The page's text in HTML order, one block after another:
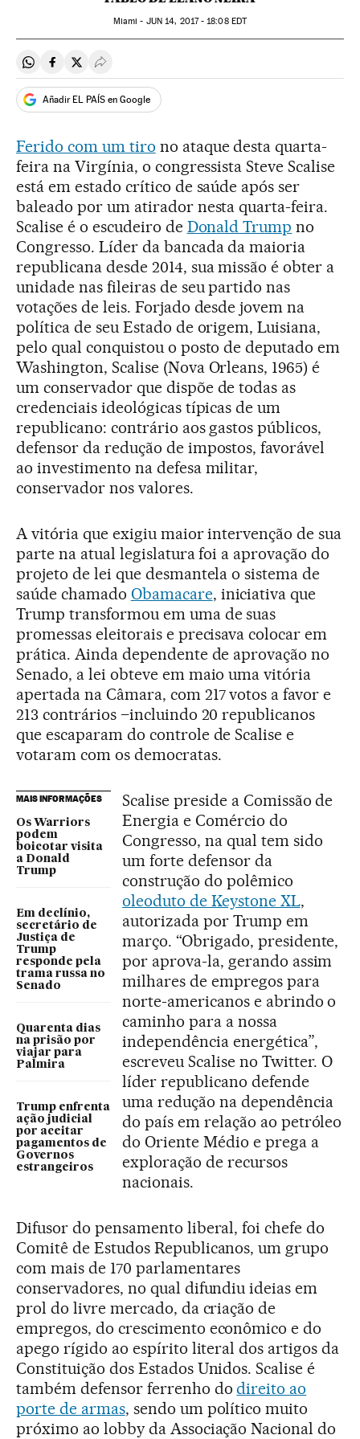
Miami - JUN 14, 2017 - 18:08EDT
Compartir en Whatsapp
Compartir en Facebook
Compartir en Twitter
Desplegar Redes Sociales
Añadir EL PAÍS en Google
Ferido com um tiro no ataque desta quarta-
feira na Virgínia, o congressista Steve Scalise
está em estado crítico de saúde após ser
baleado por um atirador nesta quarta-feira.
Scalise é o escudeiro de Donald Trump no
Congresso. Líder da bancada da maioria
republicana desde 2014, sua missão é obter a
unidade nas fileiras de seu partido nas
votações de leis. Forjado desde jovem na
política de seu Estado de origem, Luisiana,
pelo qual conquistou o posto de deputado em
Washington, Scalise (Nova Orleans, 1965) é
um conservador que dispõe de todas as
credenciais ideológicas típicas de um
republicano: contrário aos gastos públicos,
defensor da redução de impostos, favorável
ao investimento na defesa militar,
conservador nos valores.
A vitória que exigiu maior intervenção de sua
parte na atual legislatura foi a aprovação do
projeto de lei que desmantela o sistema de
saúde chamado Obamacare, iniciativa que
Trump transformou em uma de suas
promessas eleitorais e precisava colocar em
prática. Ainda dependente de aprovação no
Senado, a lei obteve em maio uma vitória
apertada na Câmara, com 217 votos a favor e
213 contrários –incluindo 20 republicanos
que escaparam do controle de Scalise e
votaram com os democratas.
MAIS INFORMAÇÕES
Os Warriors
podem
boicotar visita
a Donald
Trump
Em declínio,
secretário de
Justiça de
Trump
responde pela
trama russa no
Senado
Quarenta dias
na prisão por
viajar para
Palmira
Trump enfrenta
ação judicial
por aceitar
pagamentos de
Governos
estrangeiros
Scalise preside a Comissão de
Energia e Comércio do
Congresso, na qual tem sido
um forte defensor da
construção do polêmico
oleoduto de Keystone XL,
autorizada por Trump em
março. “Obrigado, presidente,
por aprova-la, gerando assim
milhares de empregos para
norte-americanos e abrindo o
caminho para a nossa
independência energética”,
escreveu Scalise no Twitter. O
líder republicano defende
uma redução na dependência
do país em relação ao petróleo
do Oriente Médio e prega a
exploração de recursos
nacionais.
Difusor do pensamento liberal, foi chefe do
Comitê de Estudos Republicanos, um grupo
com mais de 170 parlamentares
conservadores, no qual difundiu ideias em
prol do livre mercado, da criação de
empregos, do crescimento econômico e do
apego rígido ao espírito literal dos artigos da
Constituição dos Estados Unidos. Scalise é
também defensor ferrenho dodireito ao
porte de armas, sendo um político muito
próximo ao lobby da Associação Nacional do